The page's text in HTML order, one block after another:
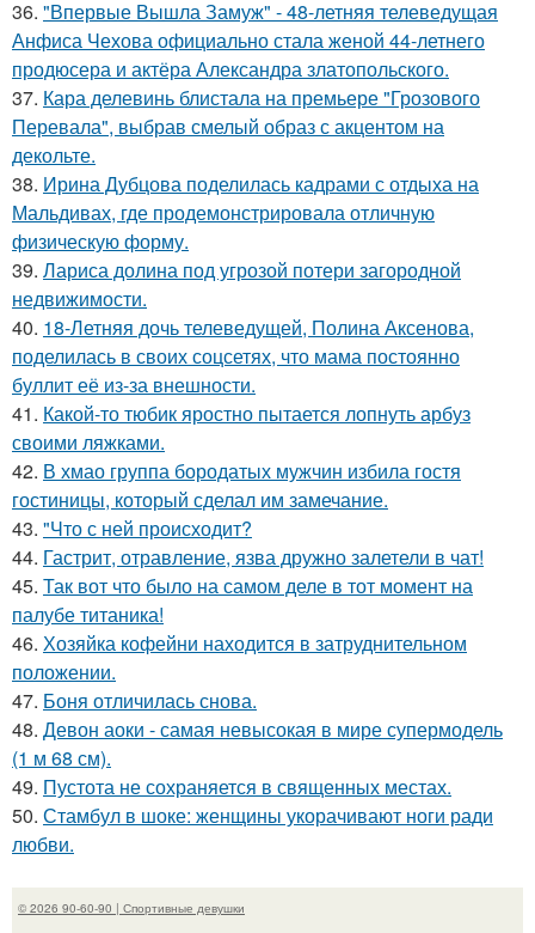
36. "Впервые Вышла Замуж" - 48-летняя телеведущая
Анфиса Чехова официально стала женой 44-летнего
продюсера и актёра Александра златопольского.
37. Кара делевинь блистала на премьере "Грозового
Перевала", выбрав смелый образ с акцентом на
декольте.
38. Ирина Дубцова поделилась кадрами с отдыха на
Мальдивах, где продемонстрировала отличную
физическую форму.
39. Лариса долина под угрозой потери загородной
недвижимости.
40. 18-Летняя дочь телеведущей, Полина Аксенова,
поделилась в своих соцсетях, что мама постоянно
буллит её из-за внешности.
41. Какой-то тюбик яростно пытается лопнуть арбуз
своими ляжками.
42. В хмао группа бородатых мужчин избила гостя
гостиницы, который сделал им замечание.
43. "Что с ней происходит?
44. Гастрит, отравление, язва дружно залетели в чат!
45. Так вот что было на самом деле в тот момент на
палубе титаника!
46. Хозяйка кофейни находится в затруднительном
положении.
47. Боня отличилась снова.
48. Девон аоки - самая невысокая в мире супермодель
(1 м 68 см).
49. Пустота не сохраняется в священных местах.
50. Стамбул в шоке: женщины укорачивают ноги ради
любви.
© 2026 90-60-90 | Спортивные девушки